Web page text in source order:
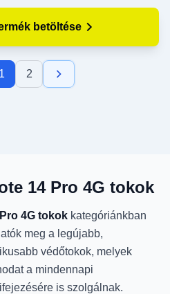
betöltése
1 2
14 Pro 4G tokok
4G tokok kategóriánkban
meg a legújabb,
védőtokok, melyek
a mindennapi
is szolgálnak.